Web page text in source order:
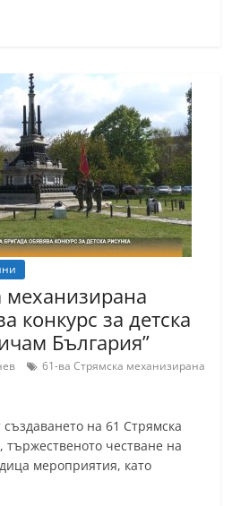
механизирана
конкурс за детска
България”
61-ва Стрямска механизирана
на 61 Стрямска
честване на
мероприятия, като